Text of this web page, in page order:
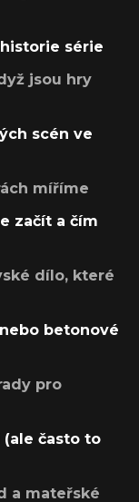
série
jsou hry
scén ve
míříme
začít a čím
dílo, které
betonové
pro
často to
a mateřské